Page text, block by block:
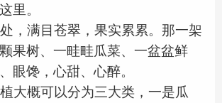
里。
，满目苍翠，果实累累。那一架
果树、一畦畦瓜菜、一盆盆鲜
眼馋，心甜、心醉。
大概可以分为三大类，一是瓜